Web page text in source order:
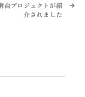
台プロジェクトが紹
介されました